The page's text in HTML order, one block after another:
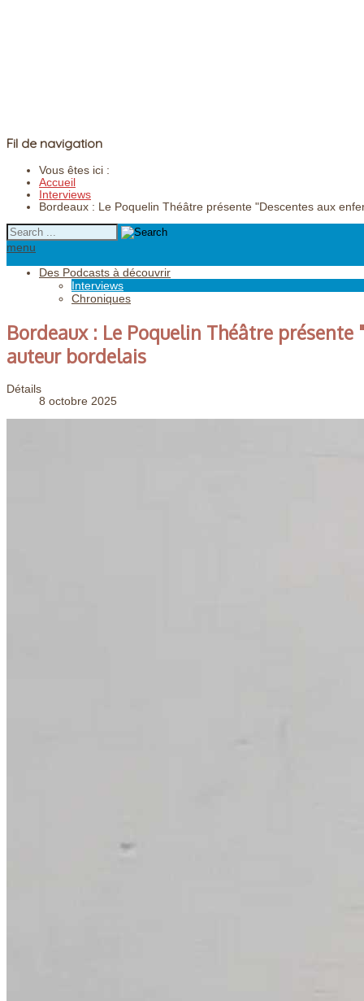
Fil de navigation
Vous êtes ici :
Accueil
Interviews
Bordeaux : Le Poquelin Théâtre présente "Descentes aux
menu
Des Podcasts à découvrir
Interviews
Chroniques
Bordeaux : Le Poquelin Théâtre
auteur bordelais
Détails
8 octobre 2025